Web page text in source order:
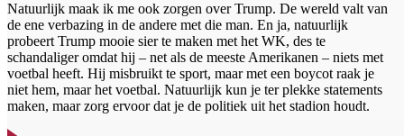
Natuurlijk maak ik me ook zorgen over Trump. De wereld valt van
de ene verbazing in de andere met die man. En ja, natuurlijk
probeert Trump mooie sier te maken met het WK, des te
schandaliger omdat hij – net als de meeste Amerikanen – niets met
voetbal heeft. Hij misbruikt te sport, maar met een boycot raak je
niet hem, maar het voetbal. Natuurlijk kun je ter plekke statements
maken, maar zorg ervoor dat je de politiek uit het stadion houdt.